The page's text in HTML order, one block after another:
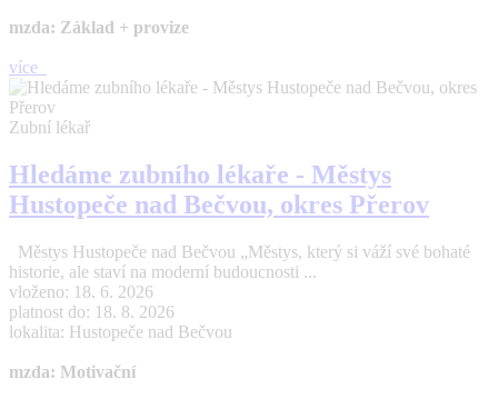
mzda: Základ + provize
více
Zubní lékař
Hledáme zubního lékaře - Městys
Hustopeče nad Bečvou, okres Přerov
Městys Hustopeče nad Bečvou „Městys, který si váží své bohaté
historie, ale staví na moderní budoucnosti ...
vloženo: 18. 6. 2026
platnost do: 18. 8. 2026
lokalita: Hustopeče nad Bečvou
mzda: Motivační